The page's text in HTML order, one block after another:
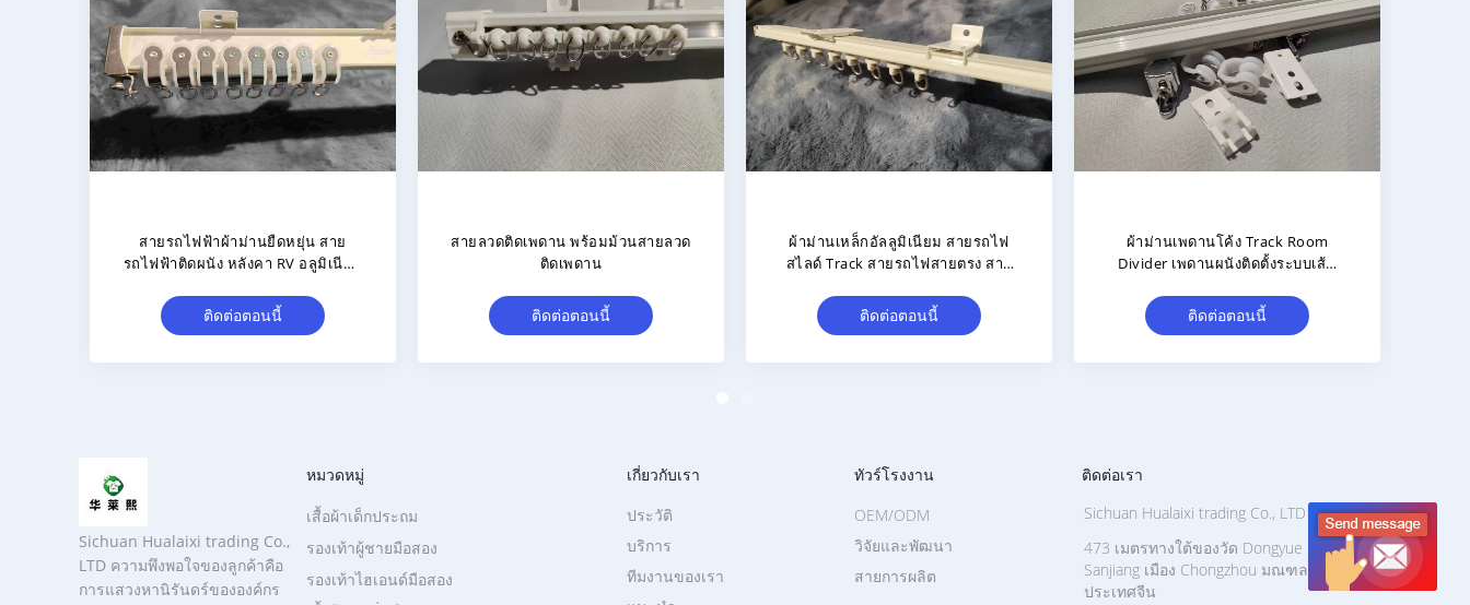
โลหะอัลลูมิเนียม ช่องหน้าต่างโค้ง
ทรง L รูปทรง U รูปทรงสไลด์ รีล สาย
ติดต่อตอนนี้
อลูมิเนียมเหล็กสลาย รถไฟฟ้าผ้าม่าน
สายตรง หนาเงียบ สายสอง สายเดียว
ติดต่อตอนนี้
อัลลูมิเนียมสลัด รถไฟฟ้าลื่นน้ํา ผ้า
ม่านรถไฟ หนาเงียบ รูปทรง S
ติดต่อตอนนี้
สายรถยนต์สไลด์ฮอก อุปกรณ์เสริม
ผ้าม่านสไลด์ บัคเกิลไกด์ รถไฟโค้ง
ติดต่อตอนนี้
Sichuan Hualaixi trading Co.,
LTD ความพึงพอใจของลูกค้าคือ
การแสวงหานิรันดร์ขององค์กร
หมวดหมู่
เสื้อผ้าเด็กประถม
รองเท้าผู้ชายมือสอง
รองเท้าไฮเอนด์มือสอง
เกี่ยวกับเรา
ประวัติ
บริการ
ทีมงานของเรา
ทัวร์โรงงาน
สายการผลิต
OEM/ODM
วิจัยและพัฒนา
ติดต่อเรา
Sichuan Hualaixi trading Co., LTD
473 เมตรทางใต้ของวัด Dongyue ถนน
Sanjiang เมือง Chongzhou มณฑลเสฉวน
ประเทศจีน